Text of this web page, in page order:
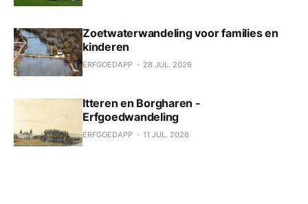
Zoetwaterwandeling voor families en
kinderen
ERFGOEDAPP 28 JUL. 2026
Itteren en Borgharen -
Erfgoedwandeling
ERFGOEDAPP 11 JUL. 2026